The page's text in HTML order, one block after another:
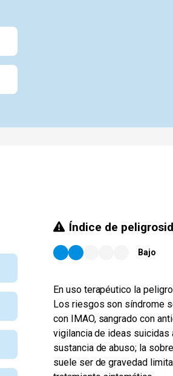
Índice de
Bajo
En uso terapéutico la
Los riesgos son síndrome
con IMAO, sangrado con
vigilancia de ideas suicidas
sustancia de abuso; la
suele ser de gravedad